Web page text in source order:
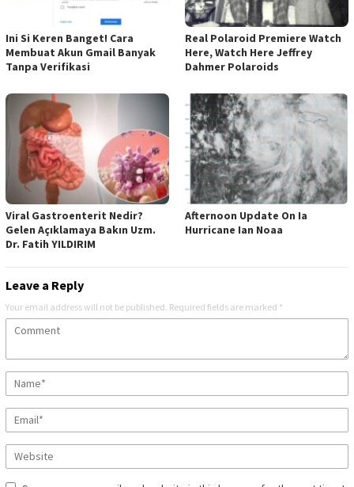
Ini Si Keren Banget! Cara
Membuat Akun Gmail Banyak
Tanpa Verifikasi
Real Polaroid Premiere Watch
Here, Watch Here Jeffrey
Dahmer Polaroids
Viral Gastroenterit Nedir?
Gelen Açıklamaya Bakın Uzm.
Dr. Fatih YILDIRIM
Afternoon Update On Ia
Hurricane Ian Noaa
Leave a Reply
Your email address will not be published. Required fields are marked *